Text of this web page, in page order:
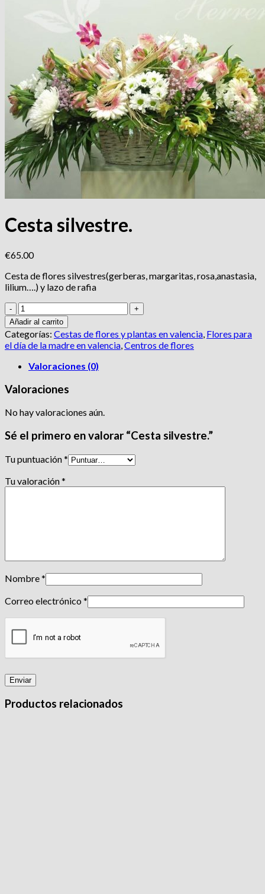
Cesta silvestre.
€65.00
Cesta de flores silvestres(gerberas, margaritas, rosa,anastasia,
lilium….) y lazo de rafia
Cesta
silvestre.
cantidad
Añadir al carrito
Categorías: Cestas de flores y plantas en valencia, Flores para
el día de la madre en valencia,Centros de flores
Valoraciones (0)
Valoraciones
No hay valoraciones aún.
Sé el primero en valorar “Cesta silvestre.”
Tu puntuación*
Tu valoración*
Nombre*
Correo electrónico *
Productos relacionados